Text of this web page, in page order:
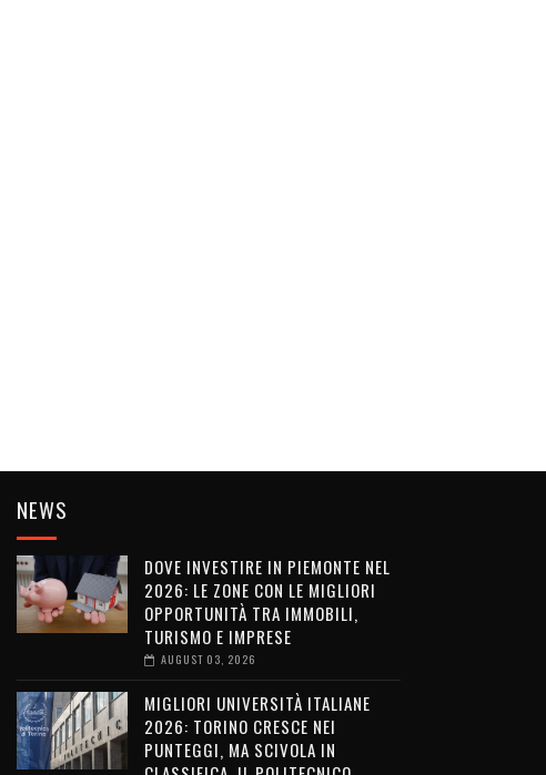
NEWS
DOVE INVESTIRE IN PIEMONTE NEL
2026: LE ZONE CON LE MIGLIORI
OPPORTUNITÀ TRA IMMOBILI,
TURISMO E IMPRESE
AUGUST 03, 2026
MIGLIORI UNIVERSITÀ ITALIANE
2026: TORINO CRESCE NEI
PUNTEGGI, MA SCIVOLA IN